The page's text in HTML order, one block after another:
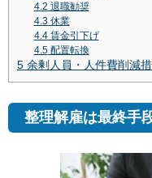
4.2 退職勧奨
4.3休業
4.4賃金引下げ
4.5配置転換
5 余剰人員・人件費削減
整理解雇は最終手